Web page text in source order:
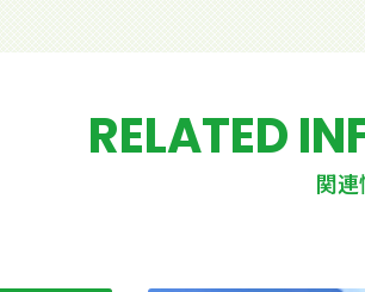
RELATED
関